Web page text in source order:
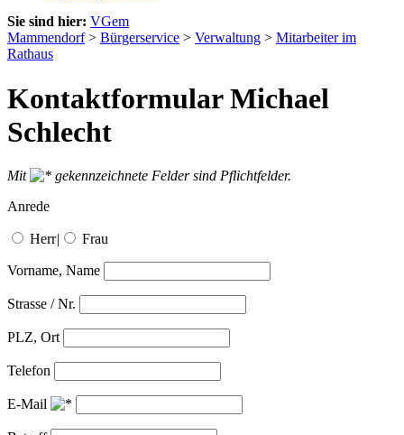
Sie sind hier: VGem
Mammendorf> Bürgerservice > Verwaltung > Mitarbeiter im
Rathaus
Kontaktformular Michael
Schlecht
Mit
gekennzeichnete Felder sind Pflichtfelder.
Anrede
Herr| Frau
Vorname, Name
Strasse / Nr.
PLZ, Ort
Telefon
E-Mail